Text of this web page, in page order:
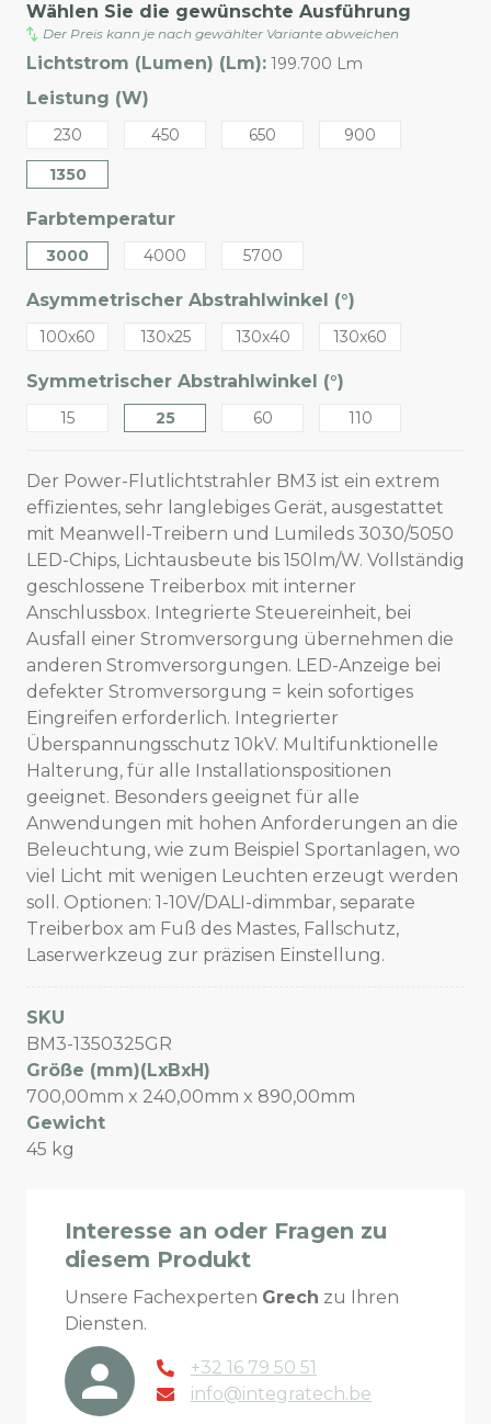
Wählen Sie die gewünschte Ausführung
Der Preis kann je nach gewählter Variante abweichen
Lichtstrom (Lumen) (Lm): 199.700 Lm
Leistung (W)
230 450 650
900
1350
Farbtemperatur
3000 4000 5700
Asymmetrischer Abstrahlwinkel (°)
100x60 130x25 130x40 130x60
Symmetrischer Abstrahlwinkel (°)
15 25 60 110
Der Power-Flutlichtstrahler BM3 ist ein extrem
effizientes, sehr langlebiges Gerät, ausgestattet
mit Meanwell-Treibern und Lumileds 3030/5050
LED-Chips, Lichtausbeute bis 150lm/W. Vollständig
geschlossene Treiberbox mit interner
Anschlussbox. Integrierte Steuereinheit, bei
Ausfall einer Stromversorgung übernehmen die
anderen Stromversorgungen. LED-Anzeige bei
defekter Stromversorgung = kein sofortiges
Eingreifen erforderlich. Integrierter
Überspannungsschutz 10kV. Multifunktionelle
Halterung, für alle Installationspositionen
geeignet. Besonders geeignet für alle
Anwendungen mit hohen Anforderungen an die
Beleuchtung, wie zum Beispiel Sportanlagen, wo
viel Licht mit wenigen Leuchten erzeugt werden
soll. Optionen: 1-10V/DALI-dimmbar, separate
Treiberbox am Fuß des Mastes, Fallschutz,
Laserwerkzeug zur präzisen Einstellung.
SKU
BM3-1350325GR
Größe (mm)(LxBxH)
700,00mm x 240,00mm x 890,00mm
Gewicht
45 kg
Interesse an oder Fragen zu
diesem Produkt
Unsere Fachexperten Grech zu Ihren
Diensten.
+32 16 79 50 51
info@integratech.be